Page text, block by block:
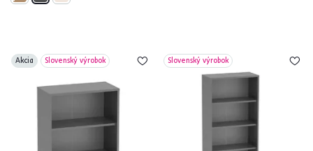
Akcia Slovenský výrobok Slovenský výrobok